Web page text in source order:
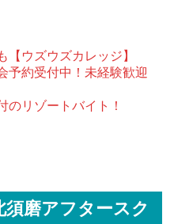
ウズウズカレッジ】
予約受付中！未経験歓迎
のリゾートバイト！
磨アフタースク